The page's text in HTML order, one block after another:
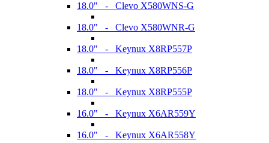
18.0" - Clevo X580WNS-G
18.0" - Clevo X580WNR-G
18.0" - Keynux X8RP557P
18.0" - Keynux X8RP556P
18.0" - Keynux X8RP555P
16.0" - Keynux X6AR559Y
16.0" - Keynux X6AR558Y